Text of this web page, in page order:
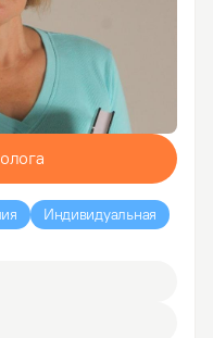
Индивидуальная